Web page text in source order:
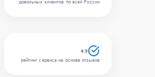
довольных клиентов по всей России
4.9
рейтинг сервиса на основе отзывов